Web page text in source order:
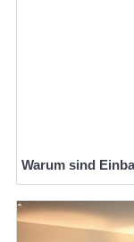
Warum sind